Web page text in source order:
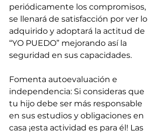
periódicamente los compromisos,
se llenará de satisfacción por ver lo
adquirido y adoptará la actitud de
“YO PUEDO” mejorando así la
seguridad en sus capacidades.
Fomenta autoevaluación e
independencia: Si consideras que
tu hijo debe ser más responsable
en sus estudios y obligaciones en
casa ¡esta actividad es para él! Las